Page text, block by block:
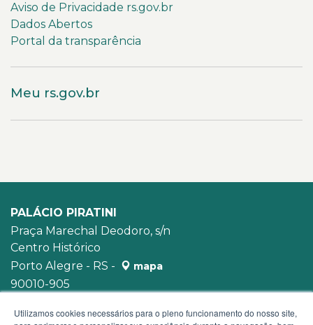
Aviso de Privacidade rs.gov.br
Dados Abertos
Portal da transparência
Meu rs.gov.br
PALÁCIO PIRATINI
Praça Marechal Deodoro, s/n
Centro Histórico
Porto Alegre - RS -
mapa
90010-905
Utilizamos cookies necessários para o pleno funcionamento do nosso site,